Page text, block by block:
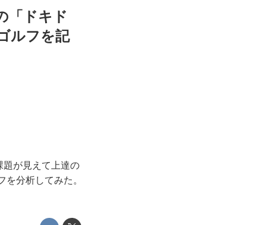
「ドキド
ルフを記
題が見えて上達の
分析してみた。